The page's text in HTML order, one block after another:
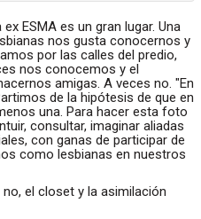
ESMA es un gran lugar. Una
nos gusta conocernos y
por las calles del predio,
nos conocemos y el
amigas. A veces no. "En
de la hipótesis de que en
una. Para hacer esta foto
consultar, imaginar aliadas
con ganas de participar de
como lesbianas en nuestros
el closet y la asimilación